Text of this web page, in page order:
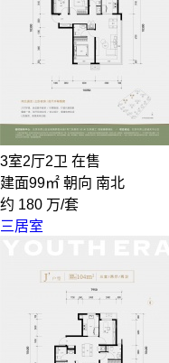
3室2厅2卫 在售
建面99㎡ 朝向 南北
约 180 万/套
三居室